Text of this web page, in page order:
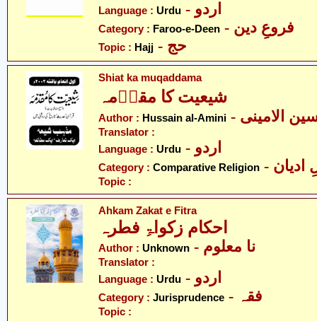
Language : Urdu - اردو
Category : Faroo-e-Deen - فروعِ دین
Topic : Hajj - حج
Shiat ka muqaddama
شیعیت کا مقدؔمہ
Author : Hussain al-Amini الامینی
Translator :
Language : Urdu - اردو
Category : Comparative Religion ادیان
Topic :
Ahkam Zakat e Fitra
احکام زکواۃِ فطرہ
Author : Unknown - نا معلوم
Translator :
Language : Urdu - اردو
Category : Jurisprudence - فقہ
Topic :